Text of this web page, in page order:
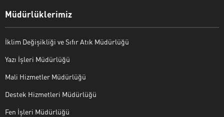
Müdürlüklerimiz
İklim Değişikliği ve Sıfır Atık Müdürlüğü
Yazı İşleri Müdürlüğü
Mali Hizmetler Müdürlüğü
Destek Hizmetleri Müdürlüğü
Fen İşleri Müdürlüğü